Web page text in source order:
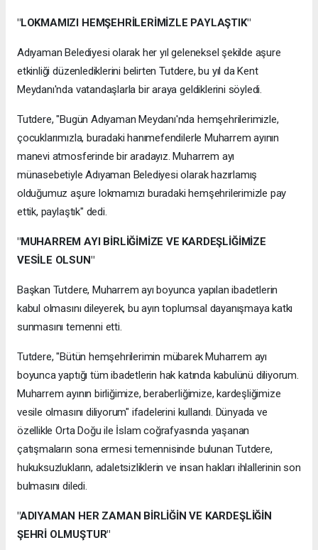
"LOKMAMIZI HEMŞEHRİLERİMİZLE PAYLAŞTIK"
Adıyaman Belediyesi olarak her yıl geleneksel şekilde aşure
etkinliği düzenlediklerini belirten Tutdere, bu yıl da Kent
Meydanı'nda vatandaşlarla bir araya geldiklerini söyledi.
Tutdere, "Bugün Adıyaman Meydanı'nda hemşehrilerimizle,
çocuklarımızla, buradaki hanımefendilerle Muharrem ayının
manevi atmosferinde bir aradayız. Muharrem ayı
münasebetiyle Adıyaman Belediyesi olarak hazırlamış
olduğumuz aşure lokmamızı buradaki hemşehrilerimizle pay
ettik, paylaştık" dedi.
"MUHARREM AYI BİRLİĞİMİZE VE KARDEŞLİĞİMİZE
VESİLE OLSUN"
Başkan Tutdere, Muharrem ayı boyunca yapılan ibadetlerin
kabul olmasını dileyerek, bu ayın toplumsal dayanışmaya katkı
sunmasını temenni etti.
Tutdere, "Bütün hemşehrilerimin mübarek Muharrem ayı
boyunca yaptığı tüm ibadetlerin hak katında kabulünü diliyorum.
Muharrem ayının birliğimize, beraberliğimize, kardeşliğimize
vesile olmasını diliyorum" ifadelerini kullandı. Dünyada ve
özellikle Orta Doğu ile İslam coğrafyasında yaşanan
çatışmaların sona ermesi temennisinde bulunan Tutdere,
hukuksuzlukların, adaletsizliklerin ve insan hakları ihlallerinin son
bulmasını diledi.
"ADIYAMAN HER ZAMAN BİRLİĞİN VE KARDEŞLİĞİN
ŞEHRİ OLMUŞTUR"